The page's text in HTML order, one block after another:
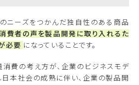
ニーズをつかんだ独自性のある商品
費者の声を製品開発に取り入れるた
必要 になっていることです。
費の考え方が、企業のビジネスモデ
日本社会の成熟に伴い、企業の製品開